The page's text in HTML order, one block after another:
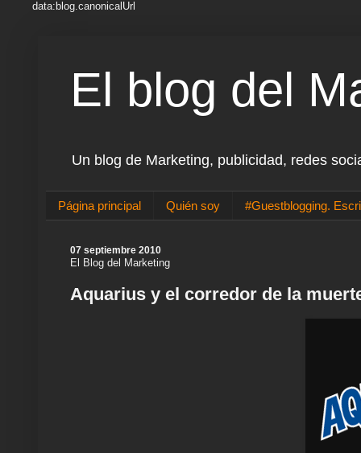
data:blog.canonicalUrl
El blog del
Un blog de Marketing, publicidad, redes
Página principal Quién soy #Guestblogging.
07 septiembre 2010
El Blog del Marketing
Aquarius y el corredor de la